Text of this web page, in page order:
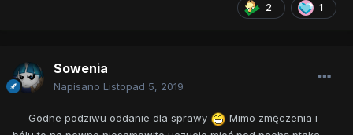
2 1
Sowenia
Napisano Listopad 5, 2019
Godne podziwu oddanie dla sprawy
Mimo zmęczenia i